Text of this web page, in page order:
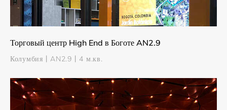
Торговый центр High End в Боготе AN2.9
Колумбия丨AN2.9丨4 м.кв.